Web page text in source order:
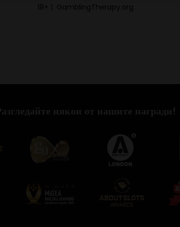
18+ | GamblingTherapy.org
някои от нашите награди!